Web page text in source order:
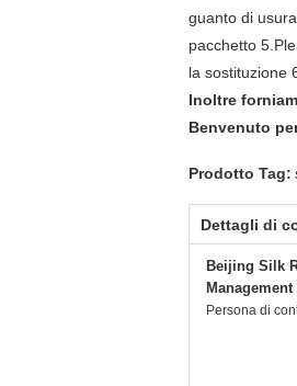
guanto di
pacchetto
la sostituzione
Inoltre
Benvenuto
Prodotto Tag:
Dettagli di
Beijing Silk
Persona di